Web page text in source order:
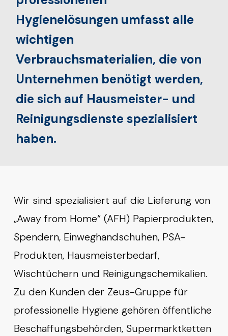
Hygienelösungen umfasst alle
wichtigen
Verbrauchsmaterialien, die von
Unternehmen benötigt werden,
die sich auf Hausmeister- und
Reinigungsdienste spezialisiert
haben.
Wir sind spezialisiert auf die Lieferung von
„Away from Home“ (AFH) Papierprodukten,
Spendern, Einweghandschuhen, PSA-
Produkten, Hausmeisterbedarf,
Wischtüchern und Reinigungschemikalien.
Zu den Kunden der Zeus-Gruppe für
professionelle Hygiene gehören öffentliche
Beschaffungsbehörden, Supermarktketten